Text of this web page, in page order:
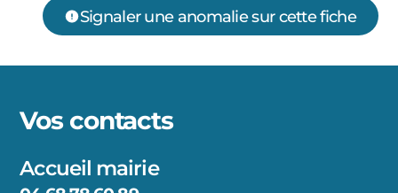
Signaler une anomalie sur cette fiche
Vos contacts
Accueil mairie